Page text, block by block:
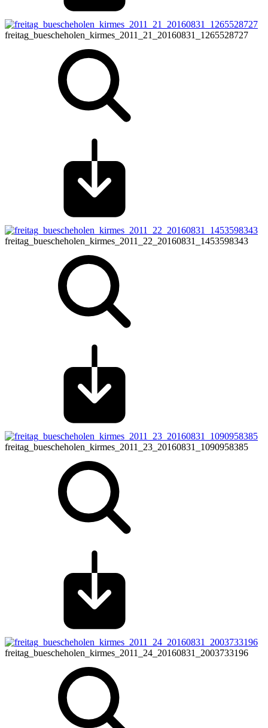
freitag_buescheholen_kirmes_2011_21_20160831_1265528727
freitag_buescheholen_kirmes_2011_22_20160831_1453598343
freitag_buescheholen_kirmes_2011_23_20160831_1090958385
freitag_buescheholen_kirmes_2011_24_20160831_2003733196